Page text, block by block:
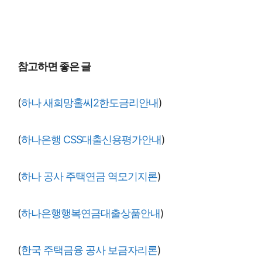
참고하면 좋은 글
(하나 새희망홀씨2한도금리안내)
(하나은행 CSS대출신용평가안내)
(하나 공사 주택연금 역모기지론)
(하나은행행복연금대출상품안내)
(한국 주택금융 공사 보금자리론)